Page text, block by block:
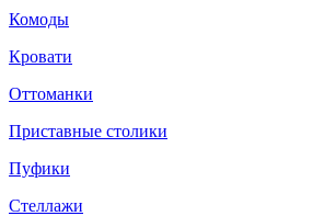
Комоды
Кровати
Оттоманки
Приставные столики
Пуфики
Стеллажи